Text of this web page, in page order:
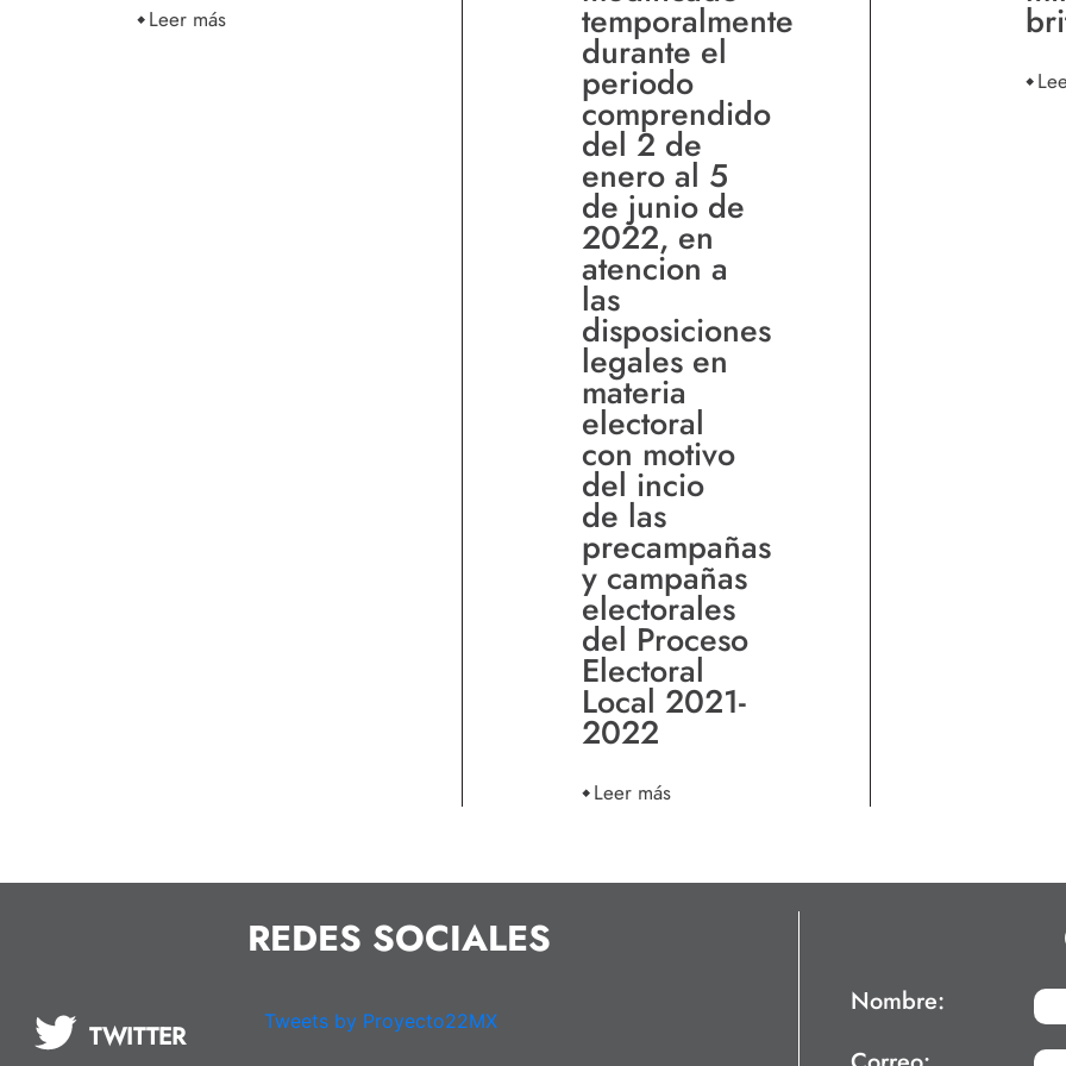
Leer más temporalmente
durante el
periodo
comprendido
del 2 de
enero al 5
de junio de
2022, en
atencion a
las
disposiciones
legales en
materia
electoral
con motivo
del incio
de las
precampañas
y campañas
electorales
del Proceso
Electoral
Local 2021-
2022
Leer más
REDES SOCIALES
TWITTER Tweets by Proyecto22MX
Nombre: